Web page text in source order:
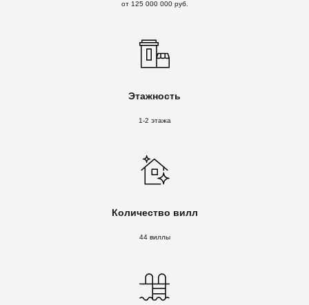
от 125 000 000 руб.
Этажность
1-2 этажа
Количество вилл
44 виллы